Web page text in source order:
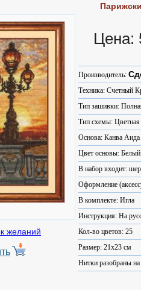
Цена:
Производитель:
Техника: Счетный
Тип зашивки:
Тип схемы: Цветная
Основа: Канва Аида
Цвет основы: Белый
В набор входит:
Оформление
В комплекте: Игла
Инструкция: На
Кол-во цветов: 25
Размер: 21x23 см
Нитки разобраны на